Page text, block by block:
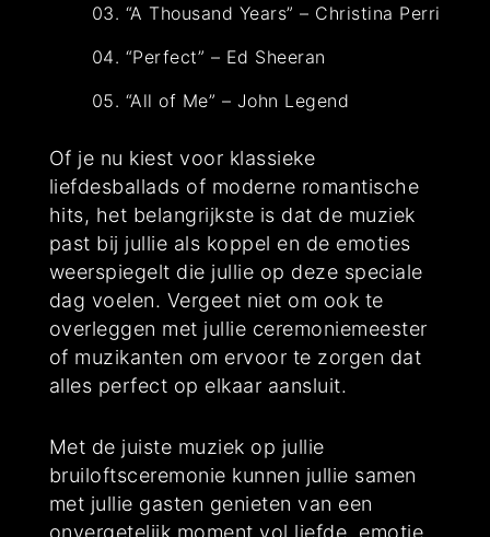
“A Thousand Years” – Christina Perri
“Perfect” – Ed Sheeran
“All of Me” – John Legend
Of je nu kiest voor klassieke
liefdesballads of moderne romantische
hits, het belangrijkste is dat de muziek
past bij jullie als koppel en de emoties
weerspiegelt die jullie op deze speciale
dag voelen. Vergeet niet om ook te
overleggen met jullie ceremoniemeester
of muzikanten om ervoor te zorgen dat
alles perfect op elkaar aansluit.
Met de juiste muziek op jullie
bruiloftsceremonie kunnen jullie samen
met jullie gasten genieten van een